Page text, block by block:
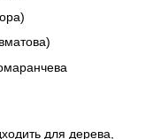
для дерева,